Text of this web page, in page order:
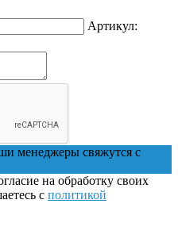
Артикул:
менеджеры свяжутся с
на обработку своих
с политикой